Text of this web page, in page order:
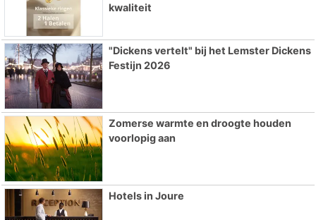
kwaliteit
"Dickens vertelt" bij het Lemster Dickens
Festijn 2026
Zomerse warmte en droogte houden
voorlopig aan
Hotels in Joure